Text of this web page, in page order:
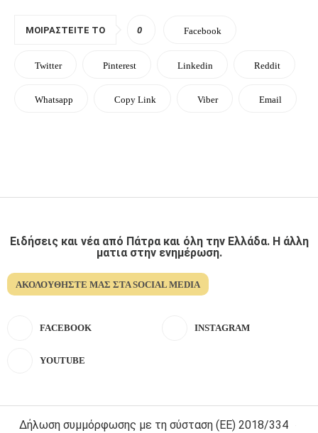
ΜΟΙΡΑΣΤΕΊΤΕ ΤΟ 0 Facebook
Twitter Pinterest Linkedin Reddit
Whatsapp Copy Link Viber Email
Ειδήσεις και νέα από Πάτρα και όλη την Ελλάδα. Η άλλη
ματια στην ενημέρωση.
ΑΚΟΛΟΥΘΉΣΤΕ ΜΑΣ ΣΤΑ SOCIAL MEDIA
FACEBOOK INSTAGRAM
YOUTUBE
Δήλωση συμμόρφωσης με τη σύσταση (ΕΕ) 2018/334